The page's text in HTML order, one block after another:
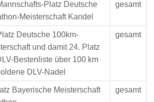
Platz Deutsche
Meisterschaft Kandel
gesamt
Deutsche 100km-
und damit 24. Platz
Bestenliste über 100 km
DLV-Nadel
gesamt
Bayerische Meisterschaft
gesamt